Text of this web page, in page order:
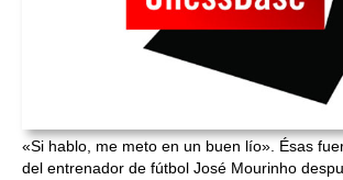
«Si hablo, me meto en un buen lío». Ésas
del entrenador de fútbol José Mourinho